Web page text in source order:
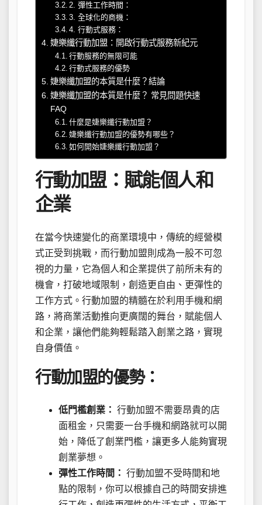
2. 彈性工作時間：
3. 全球化的商機：
4. 行動式服務：
婕樂纖行動加盟：開啟行動式服務新紀元
行動服務的無限可能
行動式服務的優勢
婕樂纖加盟的本質是什麼？結論
婕樂纖加盟的本質是什麼？ 常見問題快速
FAQ
什麼是婕樂纖行動加盟？
婕樂纖行動加盟的優勢有哪些？
如何開始婕樂纖行動加盟？
行動加盟：賦能個人和
企業
在當今快速變化的商業環境中，傳統的經營模
式正受到挑戰，而行動加盟則成為一股不可忽
視的力量，它為個人和企業提供了前所未有的
機會，打破地域限制，創造更自由、更彈性的
工作方式。行動加盟的精髓在於利用手機和網
路，將商業活動推向更廣闊的舞台，賦能個人
和企業，讓他們能夠輕鬆踏入創業之路，實現
自身價值。
行動加盟的優勢：
低門檻創業： 行動加盟不需要昂貴的店
面租金，只需要一台手機和網路就可以開
始，降低了創業門檻，讓更多人能夠實現
創業夢想。
彈性工作時間： 行動加盟不受時間和地
點的限制，你可以根據自己的時間安排進